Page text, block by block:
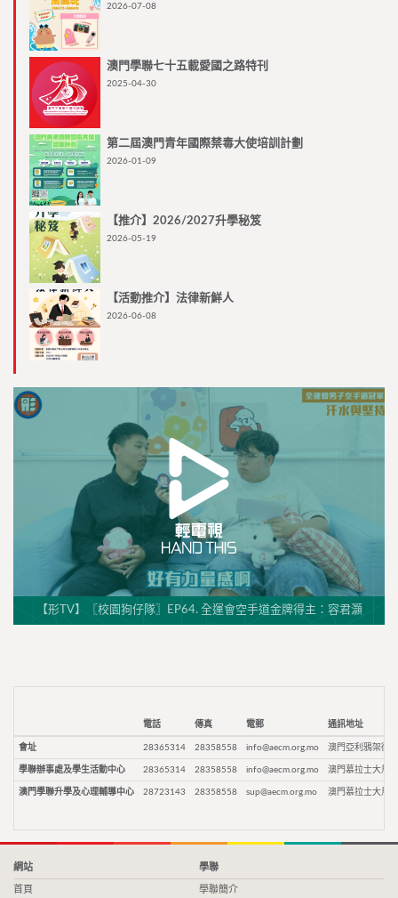
2026-07-08
澳門學聯七十五載愛國之路特刊
2025-04-30
第二屆澳門青年國際禁毒大使培訓計劃
2026-01-09
【推介】2026/2027升學秘笈
2026-05-19
【活動推介】法律新鮮人
2026-06-08
【形TV】〖校園狗仔隊〗EP64. 全運會空手道金牌得主：容君灝
電話 傳真 電郵 通訊地址
會址 28365314 28358558 info@aecm.org.mo 澳門亞利鴉架街9
學聯辦事處及學生活動中心 28365314 28358558 info@aecm.org.mo 澳門慕拉士大馬
澳門學聯升學及心理輔導中心 28723143 28358558 sup@aecm.org.mo 澳門慕拉士大馬
網站
首頁
學聯
學聯簡介